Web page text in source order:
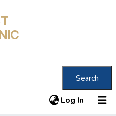
Search
Log In (current)